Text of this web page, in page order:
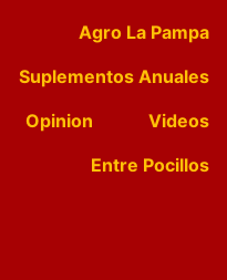
Agro La Pampa
Suplementos Anuales
Opinion
Videos
Entre Pocillos